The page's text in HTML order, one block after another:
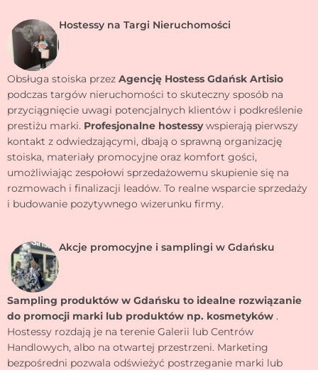
Hostessy na Targi Nieruchomości
Obsługa stoiska przez Agencję Hostess Gdańsk Artisio
podczas targów nieruchomości to skuteczny sposób na
przyciągnięcie uwagi potencjalnych klientów i podkreślenie
prestiżu marki. Profesjonalne hostessywspierają pierwszy
kontakt z odwiedzającymi, dbają o sprawną organizację
stoiska, materiały promocyjne oraz komfort gości,
umożliwiając zespołowi sprzedażowemu skupienie się na
rozmowach i finalizacji leadów. To realne wsparcie sprzedaży
i budowanie pozytywnego wizerunku firmy.
Akcje promocyjne i samplingi w Gdańsku
Sampling produktów w Gdańsku to idealne rozwiązanie
do promocji marki lub produktów np. kosmetyków .
Hostessy rozdają je na terenie Galerii lub Centrów
Handlowych, albo na otwartej przestrzeni. Marketing
bezpośredni pozwala odświeżyć postrzeganie marki lub